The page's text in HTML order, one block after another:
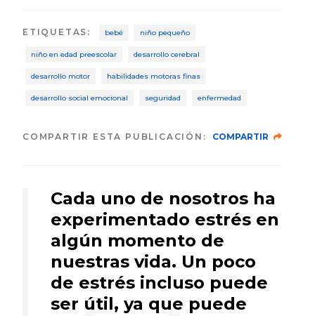
ETIQUETAS : bebé niño pequeño
niño en edad preescolar desarrollo cerebral
desarrollo motor habilidades motoras finas
desarrollo social emocional seguridad enfermedad
COMPARTIR ESTA PUBLICACIÓN: COMPARTIR
Cada uno de nosotros ha
experimentado estrés en
algún momento de
nuestras vida. Un poco
de estrés incluso puede
ser útil, ya que puede